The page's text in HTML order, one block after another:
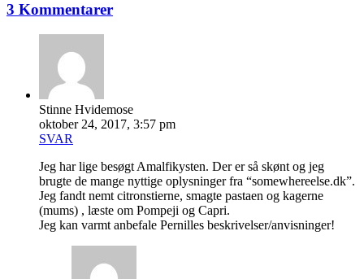
3 Kommentarer
Stinne Hvidemose
oktober 24, 2017, 3:57 pm
SVAR
Jeg har lige besøgt Amalfikysten. Der er så skønt og jeg
brugte de mange nyttige oplysninger fra “somewhereelse.dk”.
Jeg fandt nemt citronstierne, smagte pastaen og kagerne
(mums) , læste om Pompeji og Capri.
Jeg kan varmt anbefale Pernilles beskrivelser/anvisninger!